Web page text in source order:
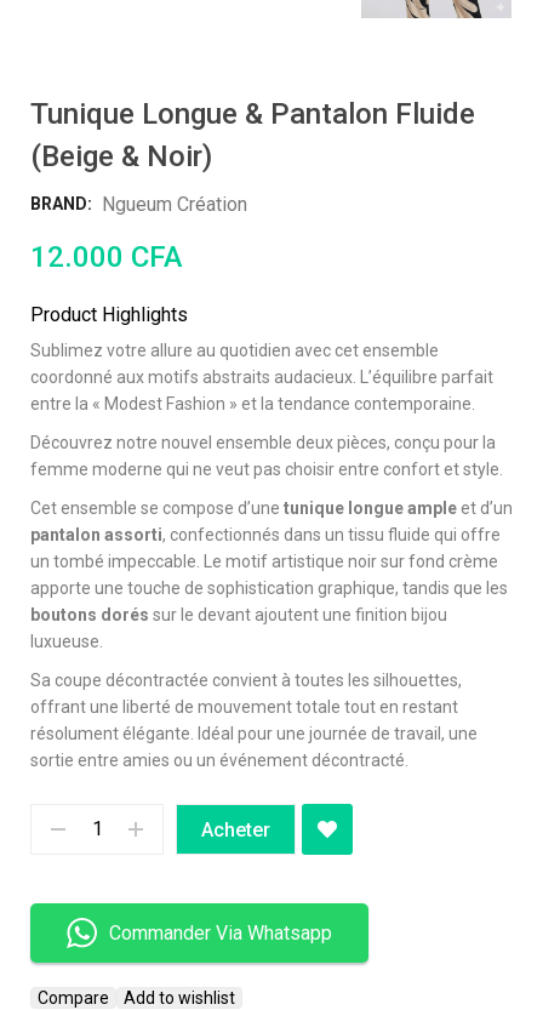
Tunique Longue & Pantalon Fluide
(Beige & Noir)
BRAND: Ngueum Création
12.000 CFA
Product Highlights
Sublimez votre allure au quotidien avec cet ensemble
coordonné aux motifs abstraits audacieux. L’équilibre parfait
entre la « Modest Fashion » et la tendance contemporaine.
Découvrez notre nouvel ensemble deux pièces, conçu pour la
femme moderne qui ne veut pas choisir entre confort et style.
Cet ensemble se compose d’une tunique longue ampleet d’un
pantalon assorti, confectionnés dans un tissu fluide qui offre
un tombé impeccable. Le motif artistique noir sur fond crème
apporte une touche de sophistication graphique, tandis que les
boutons dorés sur le devant ajoutent une finition bijou
luxueuse.
Sa coupe décontractée convient à toutes les silhouettes,
offrant une liberté de mouvement totale tout en restant
résolument élégante. Idéal pour une journée de travail, une
sortie entre amies ou un événement décontracté.
Acheter
Commander Via Whatsapp
Compare Add to wishlist